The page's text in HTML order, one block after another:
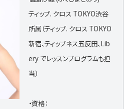
ティップ. クロス TOKYO渋谷
所属（ティップ. クロス TOKYO
新宿、ティップネス五反田、Lib
ery でレッスンプログラムも担
当）
・資格：